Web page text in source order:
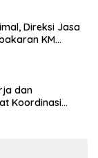
Direksi Jasa
KM
dan
Koordinasi